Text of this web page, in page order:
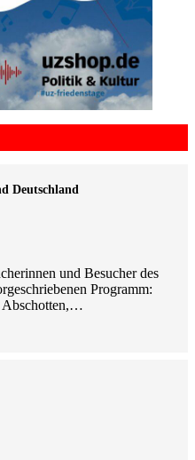
Deutschland
und Besucher des
Programm:
Abschotten,…